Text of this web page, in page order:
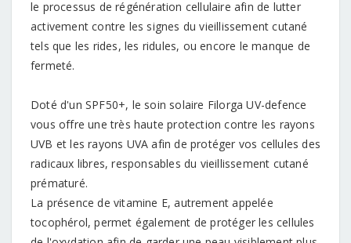
le processus de régénération cellulaire afin de lutter
activement contre les signes du vieillissement cutané
tels que les rides, les ridules, ou encore le manque de
fermeté.
Doté d'un SPF50+, le soin solaire Filorga UV-defence
vous offre une très haute protection contre les rayons
UVB et les rayons UVA afin de protéger vos cellules des
radicaux libres, responsables du vieillissement cutané
prématuré.
La présence de vitamine E, autrement appelée
tocophérol, permet également de protéger les cellules